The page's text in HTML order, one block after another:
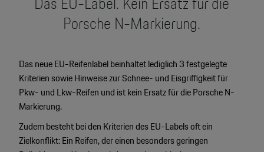
Porsche N-Markierung.
Das neue EU-Reifenlabel beinhaltet lediglich 3 festgelegte
Kriterien sowie Hinweise zur Schnee- und Eisgriffigkeit für
Pkw- und Lkw-Reifen und ist kein Ersatz für die Porsche N-
Markierung.
Zudem besteht bei den Kriterien des EU-Labels oft ein
Zielkonflikt: Ein Reifen, der einen besonders geringen